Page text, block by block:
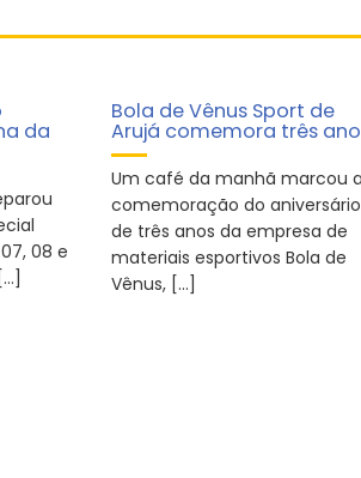
da
08 e
Bola de Vênus Sport de
Arujá comemora três
Um café da manhã marcou a
comemoração do aniversário
de três anos da empresa de
materiais esportivos Bola de
Vênus, […]